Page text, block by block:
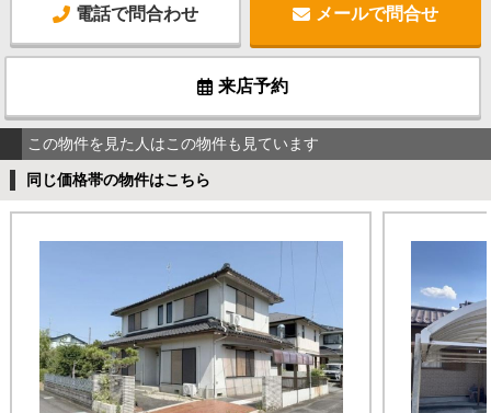
電話で問合わせ メールで問合せ
来店予約
この物件を見た人はこの物件も見ています
同じ価格帯の物件はこちら